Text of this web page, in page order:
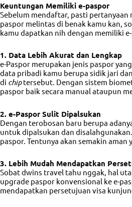
Keuntungan Memiliki e-paspor
Sebelum mendaftar, pasti pertanyaan
paspor melintas di benak kamu kan,
kamu dapatkan nih dengan memiliki
1. Data Lebih Akurat dan Lengkap
e-Paspor merupakan jenis paspor
data pribadi kamu berupa sidik jari
di chiptersebut. Dengan sistem
paspor baik secara manual ataupun
2. e-Paspor Sulit Dipalsukan
Dengan terobosan baru berupa
untuk dipalsukan dan disalahgunakan.
paspor. Tentunya akan semakin aman
3. Lebih Mudah Mendapatkan
Sobat dwins travel tahu nggak, hal
upgrade paspor konvensional ke e-
mendapatkan persetujuan visa